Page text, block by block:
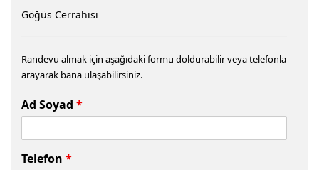
Göğüs Cerrahisi
Randevu almak için aşağıdaki formu doldurabilir veya telefonla
arayarak bana ulaşabilirsiniz.
Ad Soyad *
Telefon *